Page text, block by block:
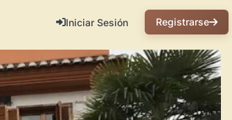
Iniciar Sesión Registrarse